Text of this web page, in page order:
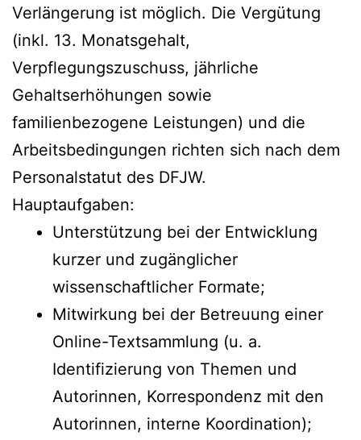
Verlängerung ist möglich. Die Vergütung
(inkl. 13. Monatsgehalt,
Verpflegungszuschuss, jährliche
Gehaltserhöhungen sowie
familienbezogene Leistungen) und die
Arbeitsbedingungen richten sich nach dem
Personalstatut des DFJW.
Hauptaufgaben:
Unterstützung bei der Entwicklung
kurzer und zugänglicher
wissenschaftlicher Formate;
Mitwirkung bei der Betreuung einer
Online-Textsammlung (u. a.
Identifizierung von Themen und
Autorinnen, Korrespondenz mit den
Autorinnen, interne Koordination);